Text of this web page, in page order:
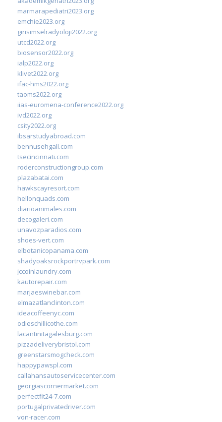
marmarapediatri2023.org
emchie2023.org
girisimselradyoloji2022.org
utcd2022.org
biosensor2022.org
ialp2022.org
klivet2022.org
ifac-hms2022.org
taoms2022.org
iias-euromena-conference2022.org
ivd2022.org
csity2022.org
ibsarstudyabroad.com
bennusehgall.com
tsecincinnati.com
roderconstructiongroup.com
plazabatai.com
hawkscayresort.com
hellonquads.com
diarioanimales.com
decogaleri.com
unavozparadios.com
shoes-vert.com
elbotanicopanama.com
shadyoaksrockportrvpark.com
jccoinlaundry.com
kautorepair.com
marjaeswinebar.com
elmazatlanclinton.com
ideacoffeenyc.com
odieschillicothe.com
lacantinitagalesburg.com
pizzadeliverybristol.com
greenstarsmogcheck.com
happypawspl.com
callahansautoservicecenter.com
georgiascornermarket.com
perfectfit24-7.com
portugalprivatedriver.com
von-racer.com